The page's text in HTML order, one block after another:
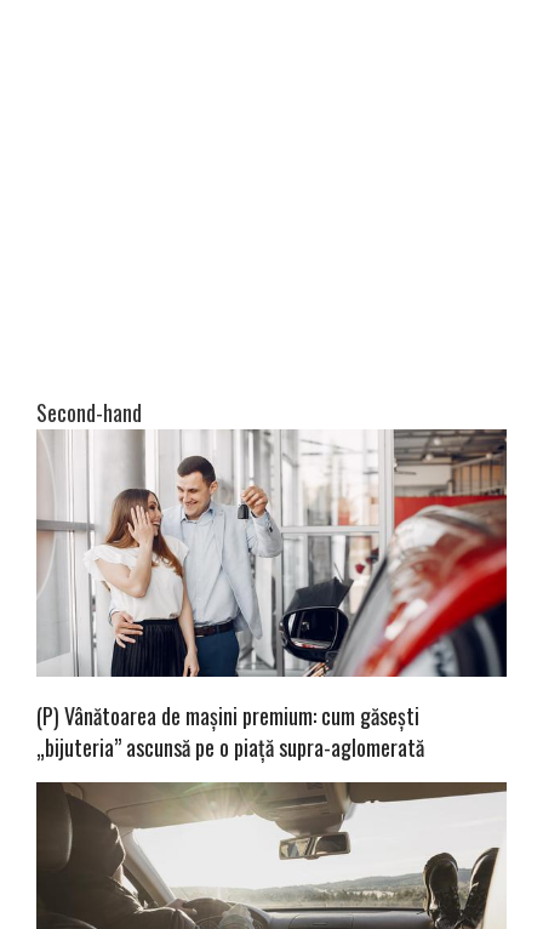
Second-hand
(P) Vânătoarea de mașini premium: cum găsești
„bijuteria” ascunsă pe o piață supra-aglomerată